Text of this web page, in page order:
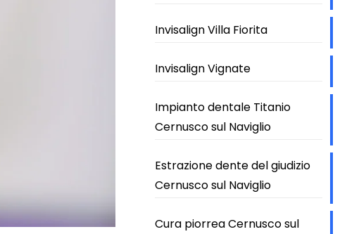
Invisalign Villa Fiorita
Invisalign Vignate
Impianto dentale Titanio
Cernusco sul Naviglio
Estrazione dente del giudizio
Cernusco sul Naviglio
Cura piorrea Cernusco sul